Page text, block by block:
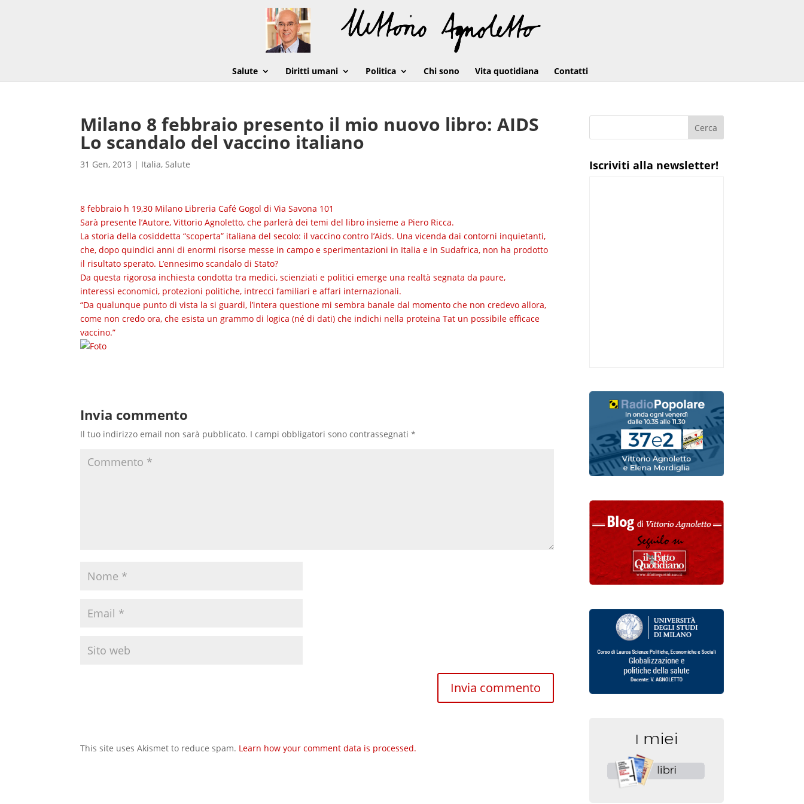
Salute Diritti umani Politica Chi sono Vita quotidiana Contatti
Milano 8 febbraio presento il mio nuovo libro: AIDS
Lo scandalo del vaccino italiano
31 Gen, 2013 | Italia,Salute
8 febbraio h 19,30 Milano Libreria Café Gogol di Via Savona 101
Sarà presente l’Autore, Vittorio Agnoletto, che parlerà dei temi del libro insieme a Piero Ricca.
La storia della cosiddetta “scoperta” italiana del secolo: il vaccino contro l’Aids. Una vicenda dai contorni inquietanti,
che, dopo quindici anni di enormi risorse messe in campo e sperimentazioni in Italia e in Sudafrica, non ha prodotto
il risultato sperato. L’ennesimo scandalo di Stato?
Da questa rigorosa inchiesta condotta tra medici, scienziati e politici emerge una realtà segnata da paure,
interessi economici, protezioni politiche, intrecci familiari e affari internazionali.
“Da qualunque punto di vista la si guardi, l’intera questione mi sembra banale dal momento che non credevo allora,
come non credo ora, che esista un grammo di logica (né di dati) che indichi nella proteina Tat un possibile efficace
vaccino.”
Invia commento
Il tuo indirizzo email non sarà pubblicato. I campi obbligatori sono contrassegnati*
This site uses Akismet to reduce spam. Learn how your comment data is processed.
Iscriviti alla newsletter!